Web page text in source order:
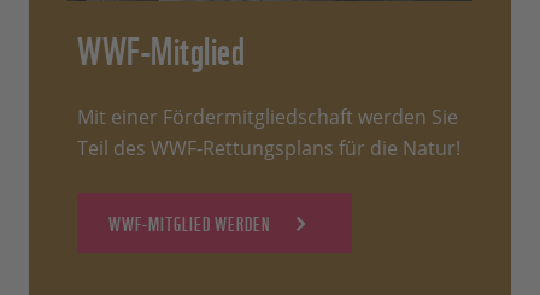
WWF-Mitglied
Mit einer Fördermitgliedschaft werden Sie
Teil des WWF-Rettungsplans für die Natur!
WWF-MITGLIED WERDEN